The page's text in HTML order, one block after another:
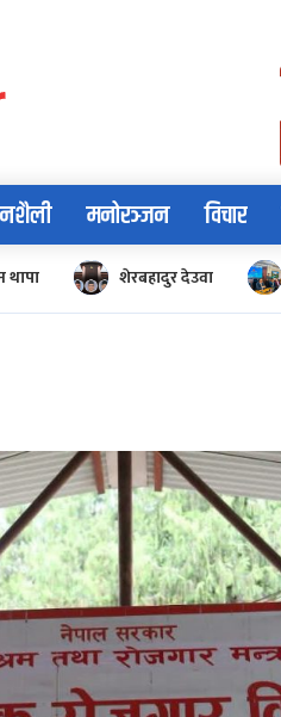
मनोरञ्जन विचार
शेरबहादुर देउवा